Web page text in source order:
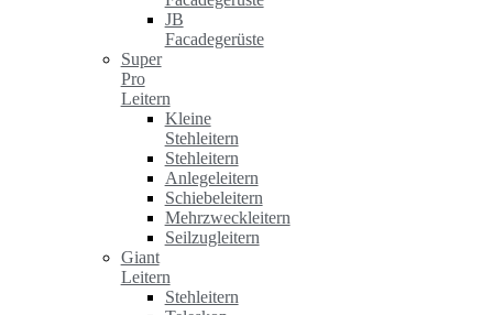
JB
Facadegerüste
Super
Pro
Leitern
Kleine
Stehleitern
Stehleitern
Anlegeleitern
Schiebeleitern
Mehrzweckleitern
Seilzugleitern
Giant
Leitern
Stehleitern